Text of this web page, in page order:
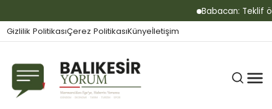
Babacan: Teklif
Gizlilik PolitikasıÇerez PolitikasıKünyeİletişim